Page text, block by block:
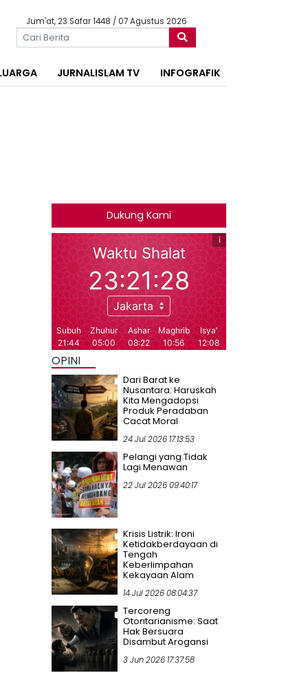
Jum'at, 23 Safar 1448 / 07 Agustus 2026
JURNALISLAM TV INFOGRAFIK
Dukung Kami
OPINI
Dari Barat ke
Nusantara: Haruskah
Kita Mengadopsi
Produk Peradaban
Cacat Moral
24 Jul 2026 17:13:53
Pelangi yang Tidak
Lagi Menawan
22 Jul 2026 09:40:17
Krisis Listrik: Ironi
Ketidakberdayaan di
Tengah
Keberlimpahan
Kekayaan Alam
14 Jul 2026 08:04:37
Tercoreng
Otoritarianisme: Saat
Hak Bersuara
Disambut Arogansi
3 Jun 2026 17:37:58